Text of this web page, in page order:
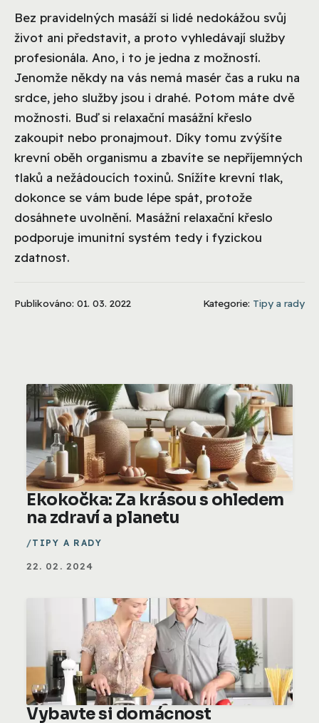
Bez pravidelných masáží si lidé nedokážou svůj
život ani představit, a proto vyhledávají služby
profesionála. Ano, i to je jedna z možností.
Jenomže někdy na vás nemá masér čas a ruku na
srdce, jeho služby jsou i drahé. Potom máte dvě
možnosti. Buď si relaxační masážní křeslo
zakoupit nebo pronajmout. Díky tomu zvýšíte
krevní oběh organismu a zbavíte se nepříjemných
tlaků a nežádoucích toxinů. Snížíte krevní tlak,
dokonce se vám bude lépe spát, protože
dosáhnete uvolnění. Masážní relaxační křeslo
podporuje imunitní systém tedy i fyzickou
zdatnost.
Publikováno: 01. 03. 2022 Kategorie: Tipy a rady
Ekokočka: Za krásou s ohledem
na zdraví a planetu
TIPY A RADY
22. 02. 2024
Vybavte si domácnost